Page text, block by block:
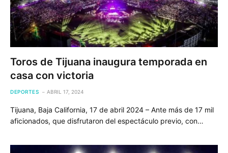
Toros de Tijuana inaugura temporada en
casa con victoria
DEPORTES ABRIL 17, 2024
Tijuana, Baja California, 17 de abril 2024 – Ante más de 17 mil
aficionados, que disfrutaron del espectáculo previo, con…